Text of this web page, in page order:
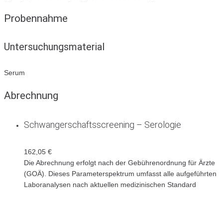
Probennahme
Untersuchungsmaterial
Serum
Abrechnung
Schwangerschaftsscreening – Serologie
162,05 €
Die Abrechnung erfolgt nach der Gebührenordnung für Ärzte
(GOÄ). Dieses Parameterspektrum umfasst alle aufgeführten
Laboranalysen nach aktuellen medizinischen Standard